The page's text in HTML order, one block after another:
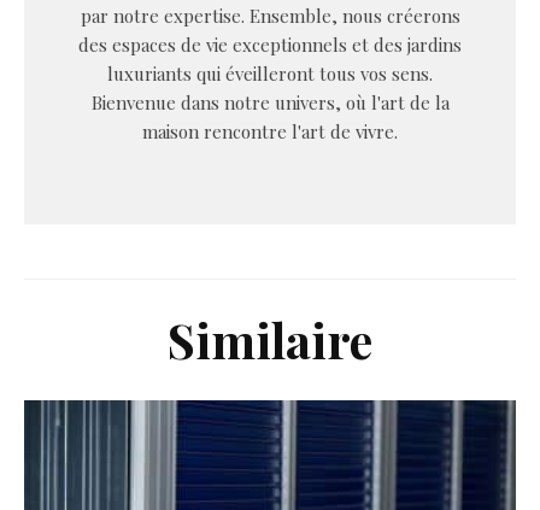
par notre expertise. Ensemble, nous créerons
des espaces de vie exceptionnels et des jardins
luxuriants qui éveilleront tous vos sens.
Bienvenue dans notre univers, où l'art de la
maison rencontre l'art de vivre.
Similaire